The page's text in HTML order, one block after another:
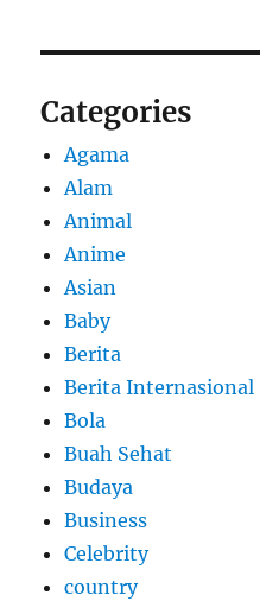
Categories
Agama
Alam
Animal
Anime
Asian
Baby
Berita
Berita Internasional
Bola
Buah Sehat
Budaya
Business
Celebrity
country